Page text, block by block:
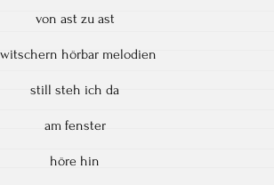
von ast zu ast
hörbar melodien
still steh ich da
am fenster
höre hin